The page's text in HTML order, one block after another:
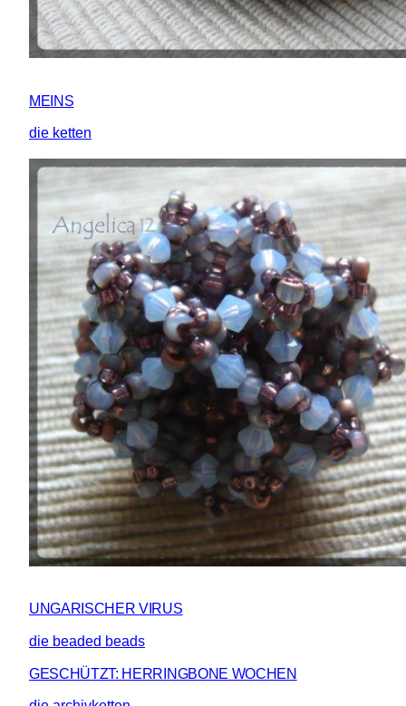
MEINS
die ketten
UNGARISCHER VIRUS
die beaded beads
GESCHÜTZT: HERRINGBONE WOCHEN